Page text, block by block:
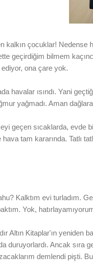
kalkın çocuklar! Nedense
geçirdiğim bilmem
ediyor, ona çare yok.
havalar ısındı. Yani
yağmadı. Aman
geçen sıcaklarda, evde
tam kararında. Tatlı
Kalktım evi turladım.
Yok,
Altın Kitaplar'ın yeniden
duruyorlardı. Ancak sıra
demlendi pişti.